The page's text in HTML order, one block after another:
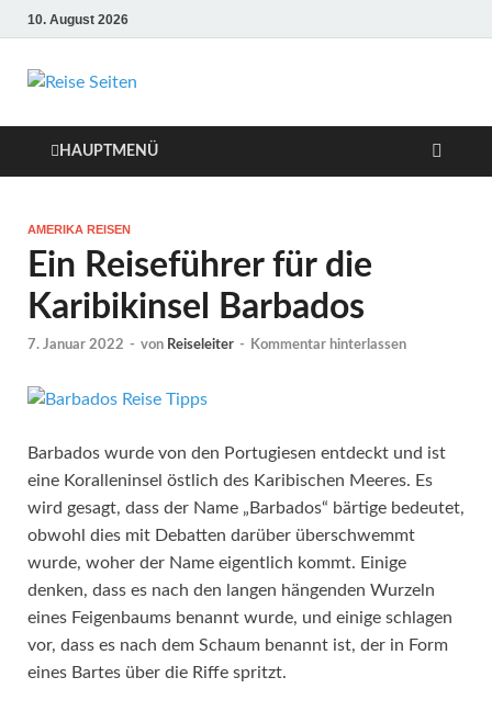
10. August 2026
Die besten Reise-
Webseiten für
Reiseplanung
HAUPTMENÜ
AMERIKA REISEN
Ein Reiseführer für die
Karibikinsel Barbados
7. Januar 2022 - von Reiseleiter - Kommentar hinterlassen
Barbados wurde von den Portugiesen entdeckt und ist
eine Koralleninsel östlich des Karibischen Meeres. Es
wird gesagt, dass der Name „Barbados“ bärtige bedeutet,
obwohl dies mit Debatten darüber überschwemmt
wurde, woher der Name eigentlich kommt. Einige
denken, dass es nach den langen hängenden Wurzeln
eines Feigenbaums benannt wurde, und einige schlagen
vor, dass es nach dem Schaum benannt ist, der in Form
eines Bartes über die Riffe spritzt.